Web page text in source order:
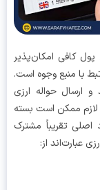
امکان‌پذیر
منبع وجوه است.
حواله ارزی
است بسته
تقریباً مشترک
از: